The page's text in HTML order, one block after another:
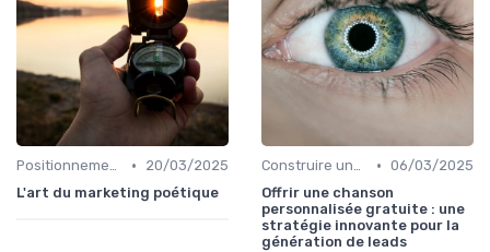
Positionnement éditorial •
20/03/2025
L'art du marketing poétique
Construire une stratégie de contenu • 06/03/2025
Offrir une chanson
personnalisée gratuite : une
stratégie innovante pour la
génération de leads